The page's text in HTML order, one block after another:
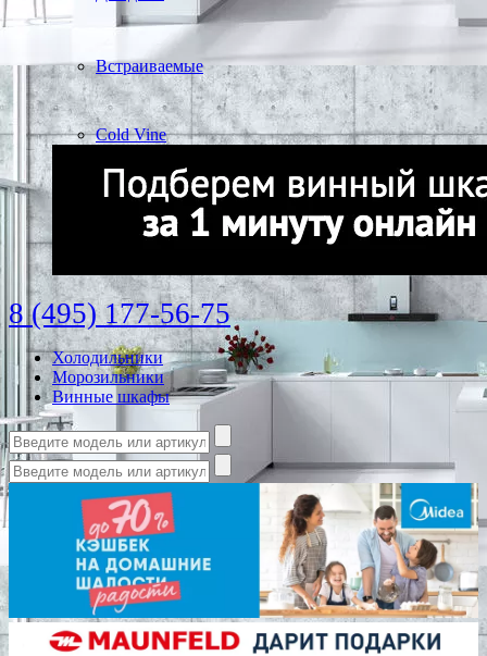
Встраиваемые
Cold Vine
8 (495) 177-56-75
Холодильники
Морозильники
Винные шкафы